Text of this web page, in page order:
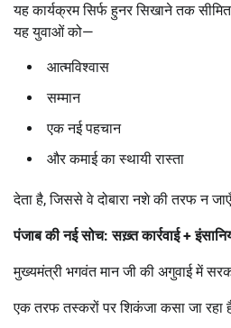
यह कार्यक्रम सिर्फ हुनर सिखाने तक
यह युवाओं को—
आत्मविश्वास
सम्मान
एक नई पहचान
और कमाई का स्थायी रास्ता
देता है, जिससे वे दोबारा नशे की तरफ न
पंजाब की नई सोच: सख़्त कार्रवाई +
मुख्यमंत्री भगवंत मान जी की अगुवाई में
एक तरफ तस्करों पर शिकंजा कसा जा